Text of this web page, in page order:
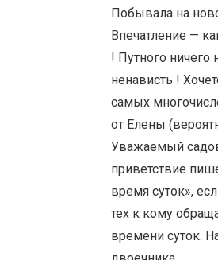
Побывала на
Впечатление —
! Путного ничего
ненависть !
самых
от Елены
Уважаемый
приветствие
время суток»,
тех к кому
времени суток.